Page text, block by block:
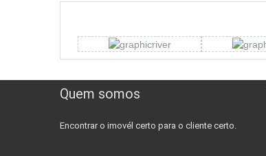
Quem somos
Encontrar o imovél certo para o cliente certo.